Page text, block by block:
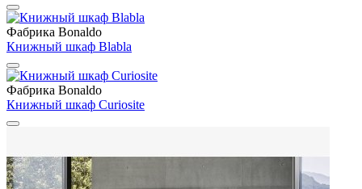
Фабрика Bonaldo
Книжный шкаф Blabla
Фабрика Bonaldo
Книжный шкаф Curiosite